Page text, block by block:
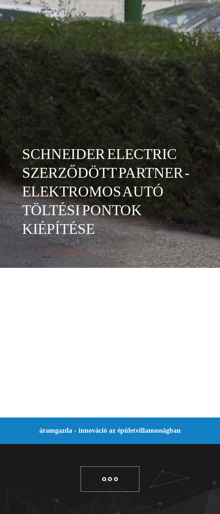
SCHNEIDER ELECTRIC
SZERZŐDÖTT PARTNER -
ELEKTROMOS AUTÓ
TÖLTÉSI PONTOK
KIÉPÍTÉSE
áramgazda - innováció az épületvillamosságban